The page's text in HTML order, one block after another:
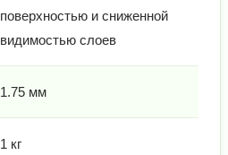
поверхностью и сниженной
видимостью слоев
1.75 мм
1 кг